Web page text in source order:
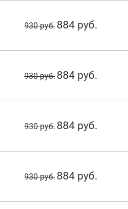
930 руб. 884 руб.
930 руб. 884 руб.
930 руб. 884 руб.
930 руб. 884 руб.